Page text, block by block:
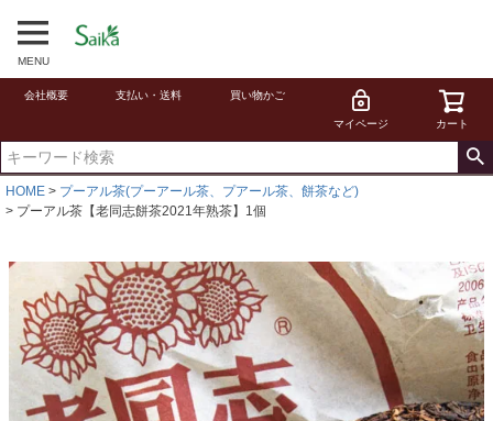
MENU
会社概要 支払い・送料 買い物かご
マイページ カート
HOME
プーアル茶(プーアール茶、プアール茶、餅茶など)
プーアル茶【老同志餅茶2021年熟茶】1個